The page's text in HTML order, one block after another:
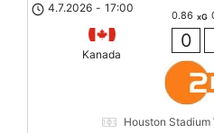
4.7.2026 - 17:00
Kanada
0.86 xG
0
Houston